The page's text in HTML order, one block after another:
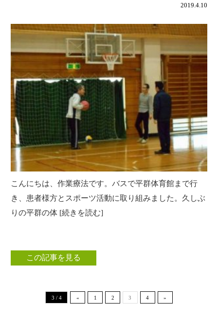
2019.4.10
こんにちは、作業療法です。バスで平群体育館まで行
き、患者様方とスポーツ活動に取り組みました。久しぶ
りの平群の体 [続きを読む]
この記事を見る
3 / 4 « 1 2 3 4 »